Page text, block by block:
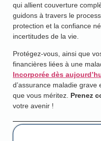
qui allient couverture
guidons à travers le
protection et la confiance
incertitudes de la vie.
Protégez-vous, ainsi que
financières liées à une
Incorporée dès
d’assurance maladie grave
que vous méritez. Prenez
votre avenir !